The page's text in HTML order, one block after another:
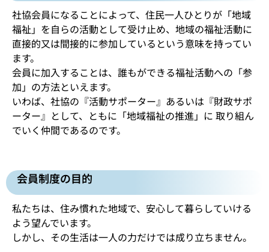
社協会員になることによって、住民一人ひとりが「地域
福祉」を自らの活動として受け止め、地域の福祉活動に
直接的又は間接的に参加しているという意味を持ってい
ます。
会員に加入することは、誰もができる福祉活動への「参
加」の方法といえます。
いわば、社協の『活動サポーター』あるいは『財政サポ
ーター』として、ともに「地域福祉の推進」に 取り組ん
でいく仲間であるのです。
会員制度の目的
私たちは、住み慣れた地域で、安心して暮らしていける
よう望んでいます。
しかし、その生活は一人の力だけでは成り立ちません。